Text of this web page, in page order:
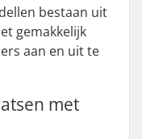
bestaan uit
gemakkelijk
aan en uit te
met